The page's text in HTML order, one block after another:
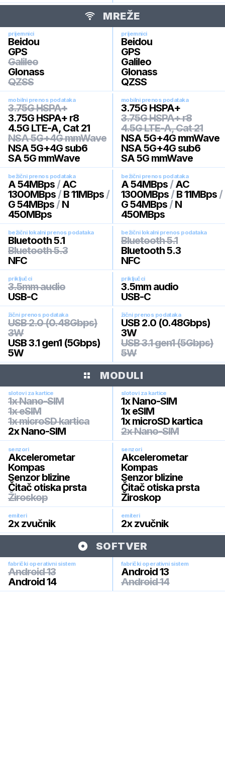
MREŽE
prijemnici
Beidou
GPS
Galileo
Glonass
QZSS
prijemnici
Beidou
GPS
Galileo
Glonass
QZSS
mobilni prenos podataka
3.75G HSPA+
3.75G HSPA+ r8
4.5G LTE-A, Cat 21
NSA 5G+4G mmWave
NSA 5G+4G sub6
SA 5G mmWave
mobilni prenos podataka
3.75G HSPA+
3.75G HSPA+ r8
4.5G LTE-A, Cat 21
NSA 5G+4G mmWave
NSA 5G+4G sub6
SA 5G mmWave
bežični prenos podataka
A 54MBps / AC
1300MBps / B 11MBps /
G 54MBps / N
450MBps
bežični prenos podataka
A 54MBps / AC
1300MBps / B 11MBps /
G 54MBps / N
450MBps
bežični lokalni prenos podataka
Bluetooth 5.1
Bluetooth 5.3
NFC
bežični lokalni prenos podataka
Bluetooth 5.1
Bluetooth 5.3
NFC
priključci
3.5mm audio
USB-C
priključci
3.5mm audio
USB-C
žični prenos podataka
USB 2.0 (0.48Gbps)
3W
USB 3.1 gen1 (5Gbps)
5W
žični prenos podataka
USB 2.0 (0.48Gbps)
3W
USB 3.1 gen1 (5Gbps)
5W
MODULI
slotovi za kartice
1x Nano-SIM
1x eSIM
1x microSD kartica
2x Nano-SIM
slotovi za kartice
1x Nano-SIM
1x eSIM
1x microSD kartica
2x Nano-SIM
senzori
Akcelerometar
Kompas
Senzor blizine
Čitač otiska prsta
Žiroskop
senzori
Akcelerometar
Kompas
Senzor blizine
Čitač otiska prsta
Žiroskop
emiteri
2x zvučnik
emiteri
2x zvučnik
SOFTVER
fabrički operativni sistem
Android 13
Android 14
fabrički operativni sistem
Android 13
Android 14